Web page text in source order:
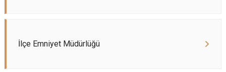
Toprakkale
İlçe Emniyet Müdürlüğü